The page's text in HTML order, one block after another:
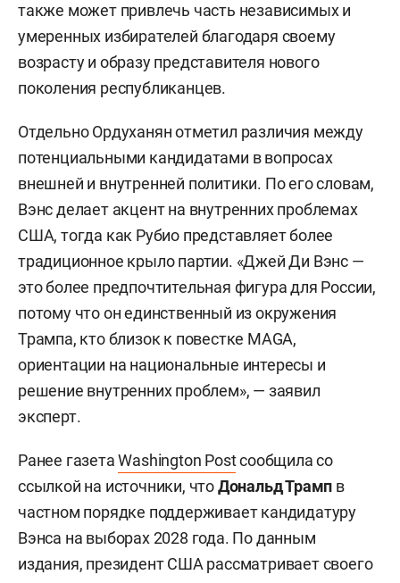
также может привлечь часть независимых и
умеренных избирателей благодаря своему
возрасту и образу представителя нового
поколения республиканцев.
Отдельно Ордуханян отметил различия между
потенциальными кандидатами в вопросах
внешней и внутренней политики. По его словам,
Вэнс делает акцент на внутренних проблемах
США, тогда как Рубио представляет более
традиционное крыло партии. «Джей Ди Вэнс —
это более предпочтительная фигура для России,
потому что он единственный из окружения
Трампа, кто близок к повестке MAGA,
ориентации на национальные интересы и
решение внутренних проблем», — заявил
эксперт.
Ранее газетаWashington Postсообщила со
ссылкой на источники, чтоДональд Трамп в
частном порядке поддерживает кандидатуру
Вэнса на выборах 2028 года. По данным
издания, президент США рассматривает своего